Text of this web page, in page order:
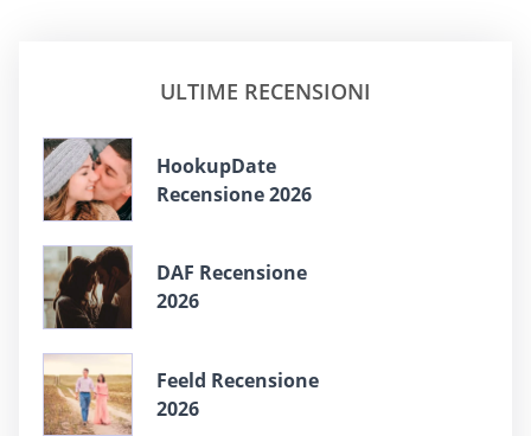
ULTIME RECENSIONI
HookupDate
Recensione 2026
DAF Recensione
2026
Feeld Recensione
2026